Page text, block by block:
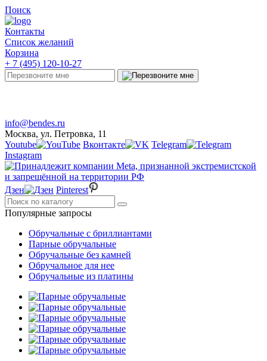
Поиск
Контакты
Список желаний
Корзина
+ 7 (495) 120-10-27
info@bendes.ru
Москва, ул. Петровка, 11
Youtube
Вконтакте
Telegram
Instagram
Дзен Pinterest
Популярные запросы
Обручальные с бриллиантами
Парные обручальные
Обручальные без камней
Обручальное для нее
Обручальные из платины